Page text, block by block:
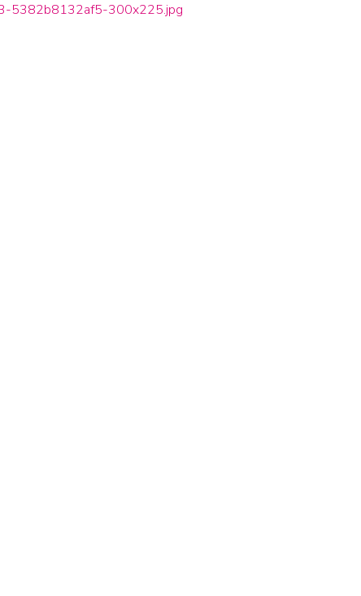
5382b8132af5-300x225.jpg